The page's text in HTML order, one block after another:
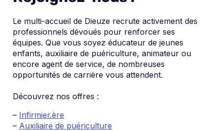
Le multi-accueil de Dieuze recrute activement des
professionnels dévoués pour renforcer ses
équipes. Que vous soyez éducateur de jeunes
enfants, auxiliaire de puériculture, animateur ou
encore agent de service, de nombreuses
opportunités de carrière vous attendent.
Découvrez nos offres :
– Infirmier.ère
– Auxiliaire de puériculture